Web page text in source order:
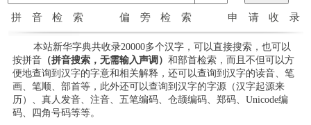
拼音检索 偏旁检索 申请收录
本站新华字典共收录20000多个汉字，可以直接搜索，也可以
按拼音（拼音搜索，无需输入声调） 和部首检索，而且不但可以方
便地查询到汉字的字意和相关解释，还可以查询到汉字的读音、笔
画、笔顺、部首等，此外还可以查询到汉字的字源（汉字起源来
历）、真人发音、注音、五笔编码、仓颉编码、郑码、Unicode编
码、四角号码等等。